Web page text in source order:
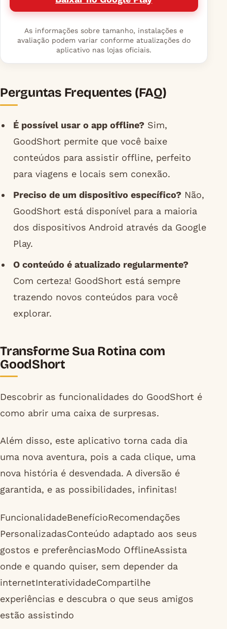
As informações sobre tamanho, instalações e
avaliação podem variar conforme atualizações do
aplicativo nas lojas oficiais.
Perguntas Frequentes (FAQ)
É possível usar o app offline?Sim,
GoodShort permite que você baixe
conteúdos para assistir offline, perfeito
para viagens e locais sem conexão.
Preciso de um dispositivo específico?Não,
GoodShort está disponível para a maioria
dos dispositivos Android através da Google
Play.
O conteúdo é atualizado regularmente?
Com certeza! GoodShort está sempre
trazendo novos conteúdos para você
explorar.
Transforme Sua Rotina com
GoodShort
Descobrir as funcionalidades do GoodShort é
como abrir uma caixa de surpresas.
Além disso, este aplicativo torna cada dia
uma nova aventura, pois a cada clique, uma
nova história é desvendada. A diversão é
garantida, e as possibilidades, infinitas!
FuncionalidadeBenefícioRecomendações
PersonalizadasConteúdo adaptado aos seus
gostos e preferênciasModo OfflineAssista
onde e quando quiser, sem depender da
internetInteratividadeCompartilhe
experiências e descubra o que seus amigos
estão assistindo